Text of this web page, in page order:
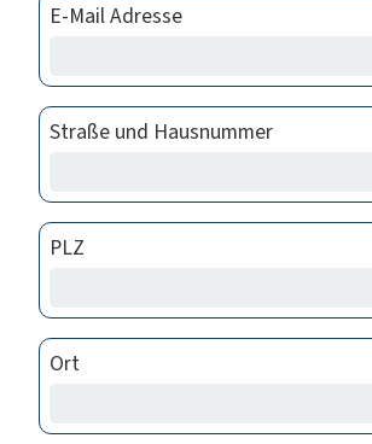
E-Mail Adresse
Straße und Hausnummer
PLZ
Ort